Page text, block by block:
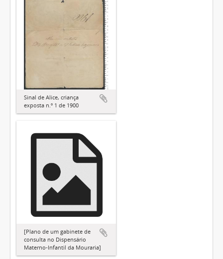
Sinal de Alice, criança
exposta n.º 1 de 1900
[Plano de um gabinete de
consulta no Dispensário
Materno-Infantil da Mouraria]